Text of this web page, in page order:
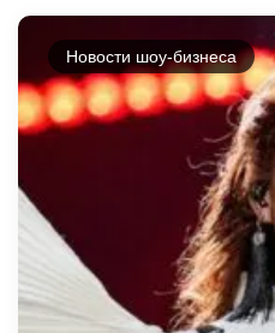
Новости шоу-бизнеса